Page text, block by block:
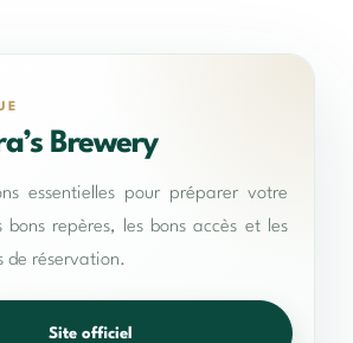
Brewery
essentielles pour préparer votre
repères, les bons accès et les
de réservation.
Site officiel